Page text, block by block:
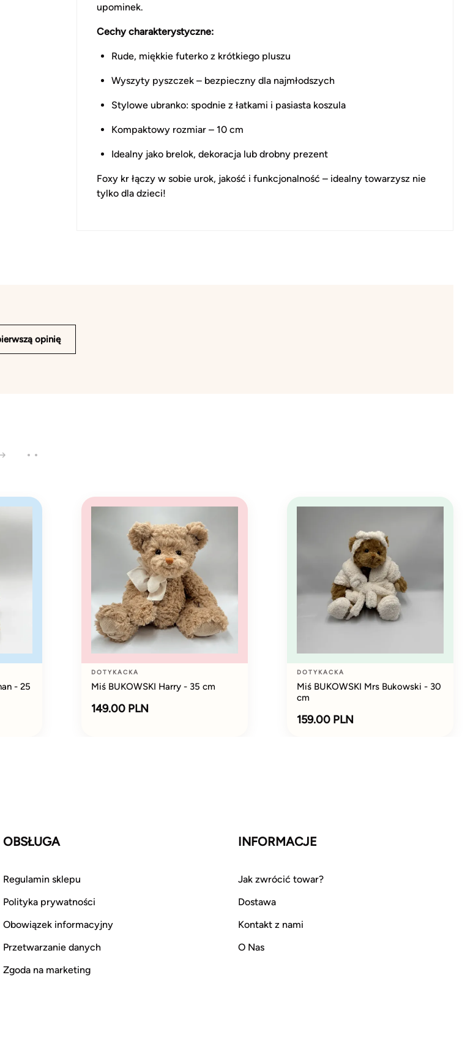
upominek.
Cechy charakterystyczne:
Rude, miękkie futerko z krótkiego pluszu
Wyszyty pyszczek – bezpieczny dla najmłodszych
Stylowe ubranko: spodnie z łatkami i pasiasta koszula
Kompaktowy rozmiar – 10 cm
Idealny jako brelok, dekoracja lub drobny prezent
Foxy kr łączy w sobie urok, jakość i funkcjonalność – idealny towarzysz nie
tylko dla dzieci!
opinię
- 25
DOTYKACKA
Miś BUKOWSKI Harry - 35 cm
149.00 PLN
DOTYKACKA
Miś BUKOWSKI Mrs Bukowski - 30
cm
159.00 PLN
OBSŁUGA
Regulamin sklepu
Polityka prywatności
Obowiązek informacyjny
Przetwarzanie danych
Zgoda na marketing
INFORMACJE
Jak zwrócić towar?
Dostawa
Kontakt z nami
O Nas